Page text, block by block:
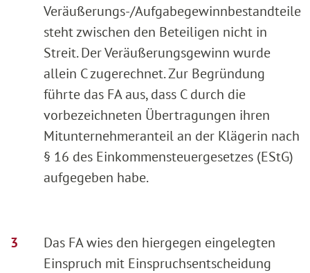
Veräußerungs-/Aufgabegewinnbestandteile
steht zwischen den Beteiligen nicht in
Streit. Der Veräußerungsgewinn wurde
allein C zugerechnet. Zur Begründung
führte das FA aus, dass C durch die
vorbezeichneten Übertragungen ihren
Mitunternehmeranteil an der Klägerin nach
§ 16 des Einkommensteuergesetzes (EStG)
aufgegeben habe.
Das FA wies den hiergegen eingelegten
Einspruch mit Einspruchsentscheidung